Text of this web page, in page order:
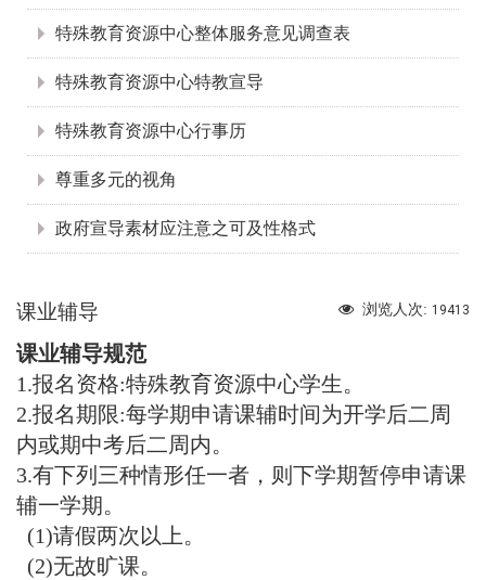
特殊教育资源中心整体服务意见调查表
特殊教育资源中心特教宣导
特殊教育资源中心行事历
尊重多元的视角
政府宣导素材应注意之可及性格式
浏览人次: 19413
课业辅导
课业辅导规范
1.报名资格:特殊教育资源中心学生。
2.报名期限:每学期申请课辅时间为开学后二周
内或期中考后二周内。
3.有下列三种情形任一者，则下学期暂停申请课
辅一学期。
(1)请假两次以上。
(2)无故旷课。